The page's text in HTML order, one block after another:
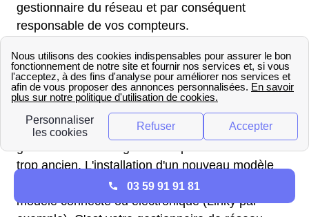
gestionnaire du réseau et par conséquent
responsable de vos compteurs.
Faites appel à un technicien EDF pour effectuer
une modification de votre tarif, pour passer en
tarif heures pleines/heures creuses ou au
contraire pour retourner à un tarif de base.
Gardez à l'esprit que tout le Claracais devra
généralement changer le compteur si celui-ci est
trop ancien. L'installation d'un nouveau modèle
sera alors recommandé, qu'il s'agisse d'un
modèle connecté ou électronique (Linky par
03 59 91 91 81